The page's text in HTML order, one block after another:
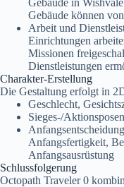
Gebäude in
Gebäude können
Arbeit und
Einrichtungen
Missionen
Dienstleistungen
Charakter-Erstellung
Die Gestaltung erfolgt in
Geschlecht,
Sieges-/
Anfangsfertigkeit,
Anfangsausrüstung
Schlussfolgerung
Octopath Traveler 0